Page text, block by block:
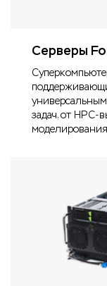
Серверы
задач, от